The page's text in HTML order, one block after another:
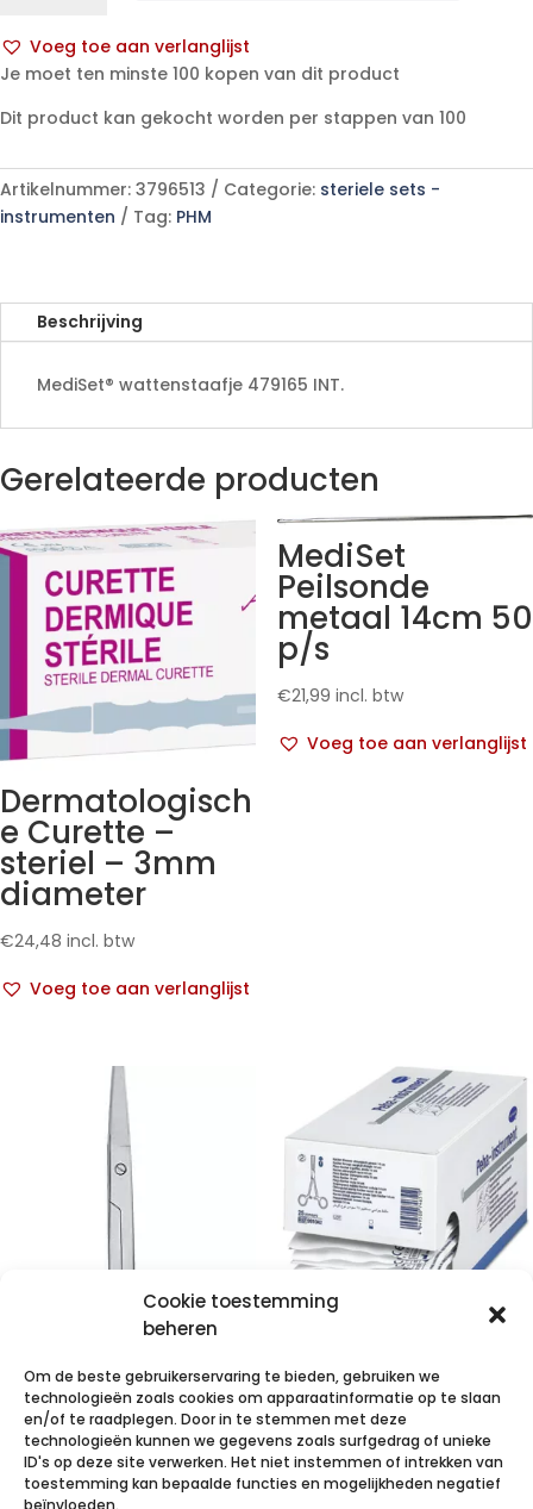
Cookie toestemming
beheren
Om de beste gebruikerservaring te bieden, gebruiken we
technologieën zoals cookies om apparaatinformatie op te slaan
en/of te raadplegen. Door in te stemmen met deze
technologieën kunnen we gegevens zoals surfgedrag of unieke
ID's op deze site verwerken. Het niet instemmen of intrekken van
toestemming kan bepaalde functies en mogelijkheden negatief
beïnvloeden.
mm
S
2
aantal
Voeg toe aan verlanglijst
A
t
r
n
e
Je moet ten minste 100 kopen van dit product
Dit product kan gekocht worden per stappen van 100
Artikelnummer: 3796513 Categorie: steriele sets -
instrumenten
Tag: PHM
Beschrijving
MediSet® wattenstaafje 479165 INT.
Gerelateerde producten
Dermatologisch
e Curette –
steriel – 3mm
diameter
€24,48 incl. btw
Voeg toe aan verlanglijst
MediSet
Peilsonde
metaal 14cm 50
p/s
€21,99 incl. btw
Voeg toe aan verlanglijst
PHI Iris schaar
recht 14cm 25
p/s
€ 81,20 incl. btw